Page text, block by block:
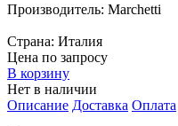
Производитель: Marchetti
Страна: Италия
Цена по запросу
В корзину
Нет в наличии
Описание Доставка Оплата